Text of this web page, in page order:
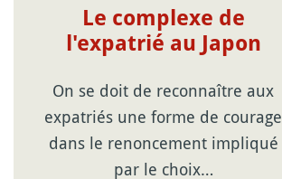
Le complexe de
l'expatrié au Japon
On se doit de reconnaître aux
expatriés une forme de courage
dans le renoncement impliqué
par le choix…